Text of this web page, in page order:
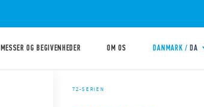
MESSER OG BEGIVENHEDER OM OS DANMARK / DA
72-SERIEN